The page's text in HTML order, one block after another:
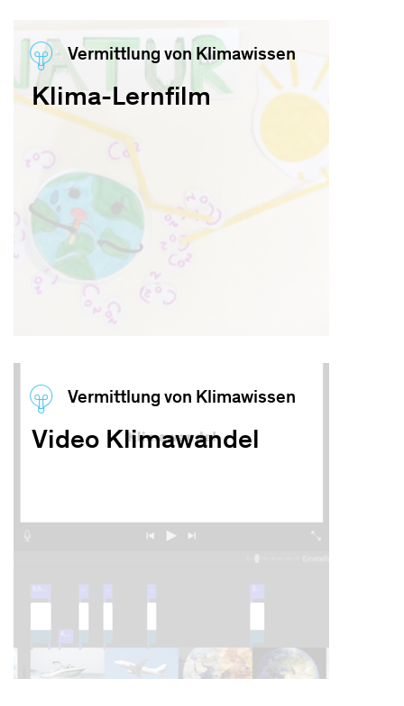
Vermittlung von Klimawissen
Klima-Lernfilm
Vermittlung von Klimawissen
Video Klimawandel